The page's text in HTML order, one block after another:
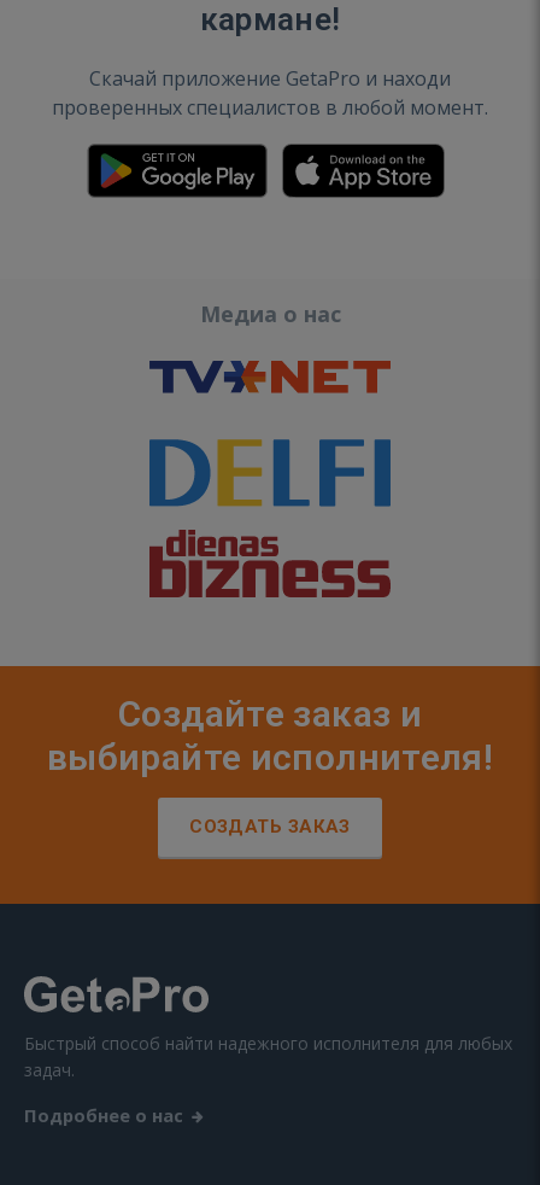
кармане!
Скачай приложение GetaPro и находи
проверенных специалистов в любой момент.
Медиа о нас
Создайте заказ и
выбирайте исполнителя!
СОЗДАТЬ ЗАКАЗ
Быстрый способ найти надежного исполнителя для любых
задач.
Подробнее о нас